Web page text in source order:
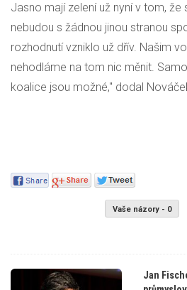
Jasno mají zelení už nyní v tom, že
nebudou s žádnou jinou stranou
rozhodnutí vzniklo už dřív. Našim
nehodláme na tom nic měnit.
koalice jsou možné," dodal
Vaše názory - 0
Jan